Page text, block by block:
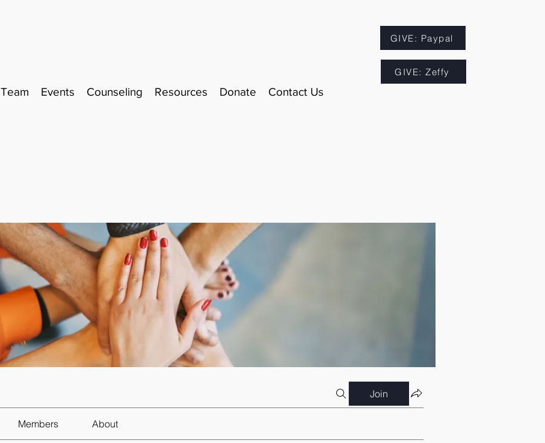
GIVE: Paypal
GIVE: Zeffy
Team Events Counseling Resources Donate Contact Us
Join
Members About